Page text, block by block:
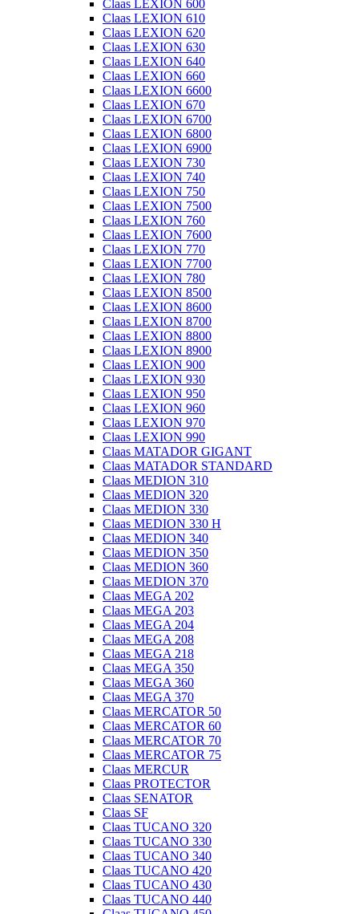
Claas LEXION 600
Claas LEXION 610
Claas LEXION 620
Claas LEXION 630
Claas LEXION 640
Claas LEXION 660
Claas LEXION 6600
Claas LEXION 670
Claas LEXION 6700
Claas LEXION 6800
Claas LEXION 6900
Claas LEXION 730
Claas LEXION 740
Claas LEXION 750
Claas LEXION 7500
Claas LEXION 760
Claas LEXION 7600
Claas LEXION 770
Claas LEXION 7700
Claas LEXION 780
Claas LEXION 8500
Claas LEXION 8600
Claas LEXION 8700
Claas LEXION 8800
Claas LEXION 8900
Claas LEXION 900
Claas LEXION 930
Claas LEXION 950
Claas LEXION 960
Claas LEXION 970
Claas LEXION 990
Claas MATADOR GIGANT
Claas MATADOR STANDARD
Claas MEDION 310
Claas MEDION 320
Claas MEDION 330
Claas MEDION 330 H
Claas MEDION 340
Claas MEDION 350
Claas MEDION 360
Claas MEDION 370
Claas MEGA 202
Claas MEGA 203
Claas MEGA 204
Claas MEGA 208
Claas MEGA 218
Claas MEGA 350
Claas MEGA 360
Claas MEGA 370
Claas MERCATOR 50
Claas MERCATOR 60
Claas MERCATOR 70
Claas MERCATOR 75
Claas MERCUR
Claas PROTECTOR
Claas SENATOR
Claas SF
Claas TUCANO 320
Claas TUCANO 330
Claas TUCANO 340
Claas TUCANO 420
Claas TUCANO 430
Claas TUCANO 440